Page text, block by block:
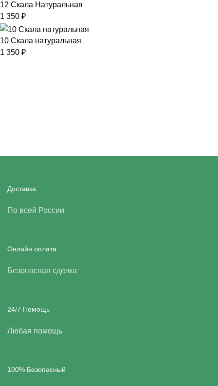
12 Скала Натуральная
1 350 ₽
10 Скала натуральная
1 350 ₽
Доставка
По всей России
Онлайн оплата
Безопасная сделка
24/7 Помощь
Любая помощь
100% Безопасный